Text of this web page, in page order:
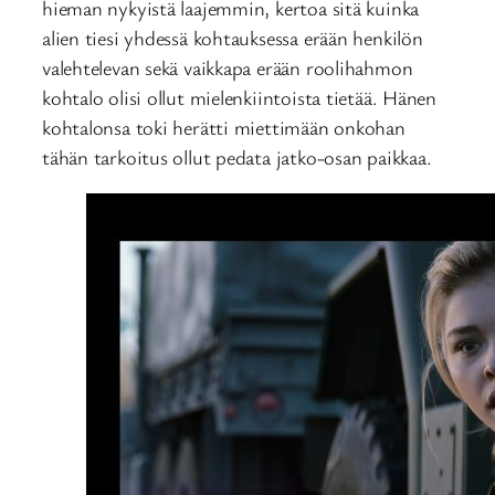
hieman nykyistä laajemmin, kertoa sitä kuinka
alien tiesi yhdessä kohtauksessa erään henkilön
valehtelevan sekä vaikkapa erään roolihahmon
kohtalo olisi ollut mielenkiintoista tietää. Hänen
kohtalonsa toki herätti miettimään onkohan
tähän tarkoitus ollut pedata jatko-osan paikkaa.